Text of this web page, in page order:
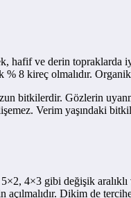
hafif ve derin
% 8 kireç olmalıdır.
bitkilerdir. Gözlerin
Verim yaşındaki
4×3 gibi değişik
Dikim de